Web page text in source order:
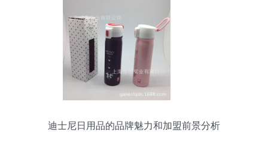
迪士尼日用品的品牌魅力和加盟前景分析